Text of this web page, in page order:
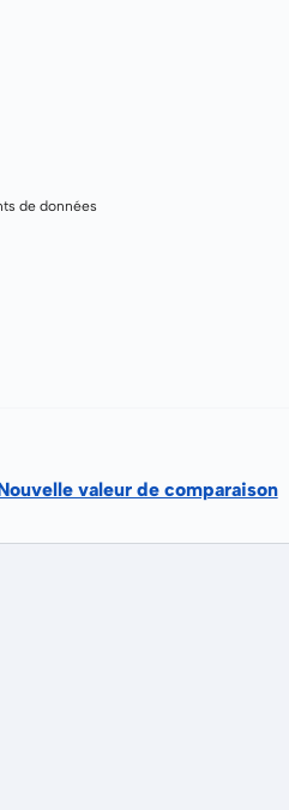
de données
valeur de comparaison